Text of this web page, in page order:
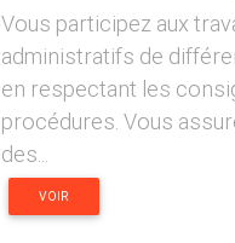
Vous participez aux
administratifs de
en respectant les
procédures. Vous
des...
VOIR